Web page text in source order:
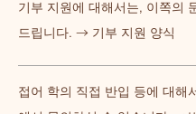
기부 지원에 대해서는, 이쪽의
드립니다. → 기부 지원 양식
접어 학의 직접 반입 등에 대해